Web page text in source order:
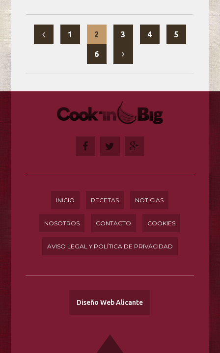
1 2 3 4 5
6
INICIO RECETAS NOTICIAS
NOSOTROS CONTACTO COOKIES
AVISO LEGAL Y POLÍTICA DE PRIVACIDAD
Diseño Web Alicante